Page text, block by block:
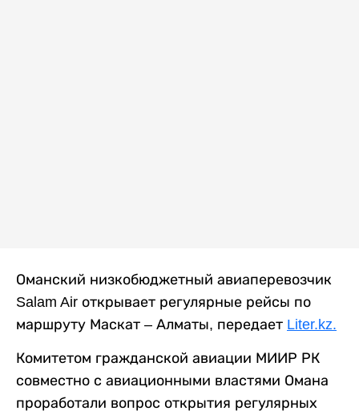
Оманский низкобюджетный авиаперевозчик
Salam Air открывает регулярные рейсы по
маршруту Маскат – Алматы, передает Liter.kz.
Комитетом гражданской авиации МИИР РК
совместно с авиационными властями Омана
проработали вопрос открытия регулярных